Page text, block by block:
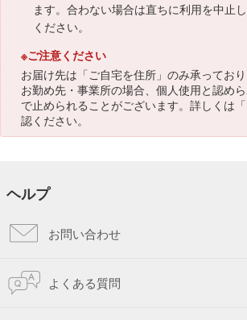
ます。合わない場合は直ちに利用を中止
ください。
※ご注意ください
お届け先は「ご自宅を住所」のみ承ってお
お勤め先・事業所の場合、個人使用と認め
で止められることがございます。詳しくは「
認ください。
ヘルプ
お問い合わせ
よくある質問